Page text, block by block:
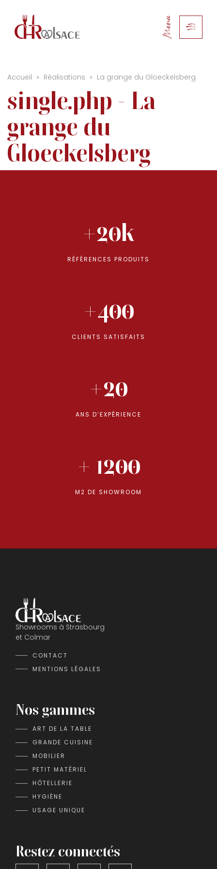
Menu
Accueil » Réalisations » La grange du Gloeckelsberg
single.php - La
grange du
Gloeckelsberg
+20k
RÉFÉRENCES PRODUITS
+400
CLIENTS SATISFAITS
+20
ANS D’EXPÉRIENCE
+ 1200
M2 DE SHOWROOM
Showrooms à Strasbourg
et Colmar
CONTACT
MENTIONS LÉGALES
Nos gammes
ART DE LA TABLE
GRANDE CUISINE
MOBILIER
PETIT MATÉRIEL
HÔTELLERIE
HYGIÈNE
USAGE UNIQUE
Restez connectés